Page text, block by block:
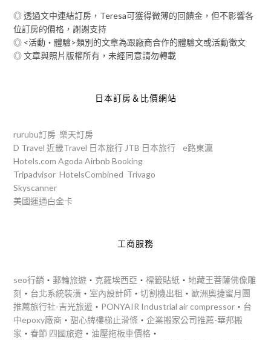
◎ 透過文中連結訂房，Teresa可獲得微薄的回饋金，但不影響各
位訂房的價格，謝謝支持
◎ <活動‧體驗>類別的文章為跟廠商合作的體驗文或活動徵文
◎ 文章與照片版權所有，未經同意請勿轉載
日本訂房＆比價網站
rurubu訂房 樂天訂房
D Travel 近畿Travel 日本旅行 JTB 日本旅行
e路東瀛
Hotels.com Agoda Airbnb Booking
Tripadvisor HotelsCombined Trivago
Skyscanner
美國運通白金卡
工商服務
seo行銷 ‧郵輪旅遊 ‧ 克羅埃西亞 ‧標籤貼紙 ‧地藏王菩薩佛像雕
刻 ‧ 台北系統裝潢 ‧ 室內設計師 ‧切割機出租 ‧歐洲奧捷蜜月團
推薦旅行社-吉光旅遊 ‧ PONYAIR Industrial air compressor ‧ 台
中epoxy廠商 ‧甜心牌樓梯止滑條 ‧企業搬家公司推薦-華邦搬
家 ‧春節 四國旅遊 ‧ 油壓拖板車價格 ‧